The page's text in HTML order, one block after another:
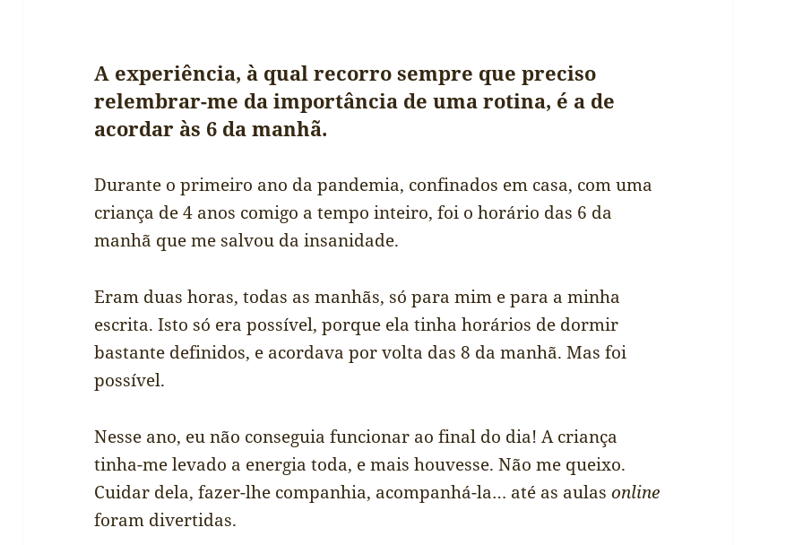
A experiência, à qual recorro sempre que preciso
relembrar-me da importância de uma rotina, é a de
acordar às 6 da manhã.
Durante o primeiro ano da pandemia, confinados em casa, com uma
criança de 4 anos comigo a tempo inteiro, foi o horário das 6 da
manhã que me salvou da insanidade.
Eram duas horas, todas as manhãs, só para mim e para a minha
escrita. Isto só era possível, porque ela tinha horários de dormir
bastante definidos, e acordava por volta das 8 da manhã. Mas foi
possível.
Nesse ano, eu não conseguia funcionar ao final do dia! A criança
tinha-me levado a energia toda, e mais houvesse. Não me queixo.
Cuidar dela, fazer-lhe companhia, acompanhá-la… até as aulasonline
foram divertidas.